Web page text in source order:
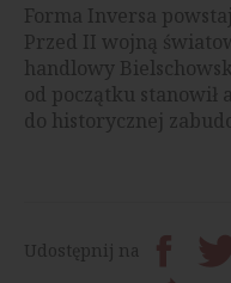
Forma Inversa
Przed II wojną
handlowy
od początku
do historycznej
Udostępnij na